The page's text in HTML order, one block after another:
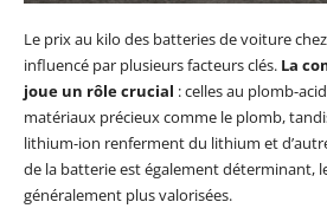
Le prix au kilo des batteries de voiture
influencé par plusieurs facteurs clés. La
joue un rôle crucial : celles au plomb-
matériaux précieux comme le plomb,
lithium-ion renferment du lithium et
de la batterie est également déterminant,
généralement plus valorisées.